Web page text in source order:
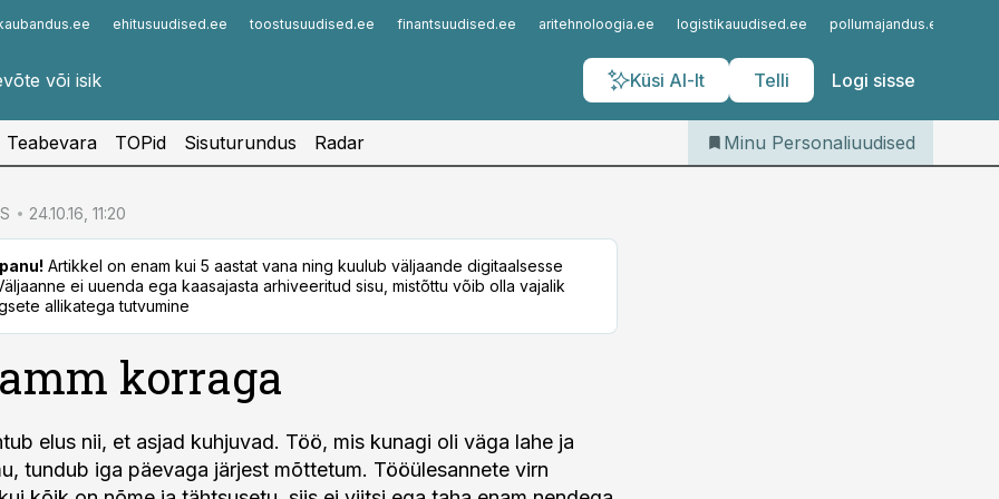
ehitusuudised.ee toostusuudised.ee finantsuudised.ee aritehnoloogia.ee logistikauudised.ee pollumajandus.ee
Küsi AI-lt Telli Logi sisse
Infopank
Iseteenindus
Telli Personaliuudised
Teabevara TOPid Sisuturundus Radar Minu Personaliuudised
24.10.16, 11:20
Artikkel on enam kui 5 aastat vana ning kuulub väljaande digitaalsesse
ei uuenda ega kaasajasta arhiveeritud sisu, mistõttu võib olla vajalik
allikatega tutvumine
korraga
elus nii, et asjad kuhjuvad. Töö, mis kunagi oli väga lahe ja
tundub iga päevaga järjest mõttetum. Tööülesannete virn